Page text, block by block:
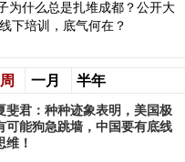
为什么总是扎堆成都？公开大
下培训，底气何在？
一月 半年
斐君：种种迹象表明，美国极
可能狗急跳墙，中国要有底线
维！